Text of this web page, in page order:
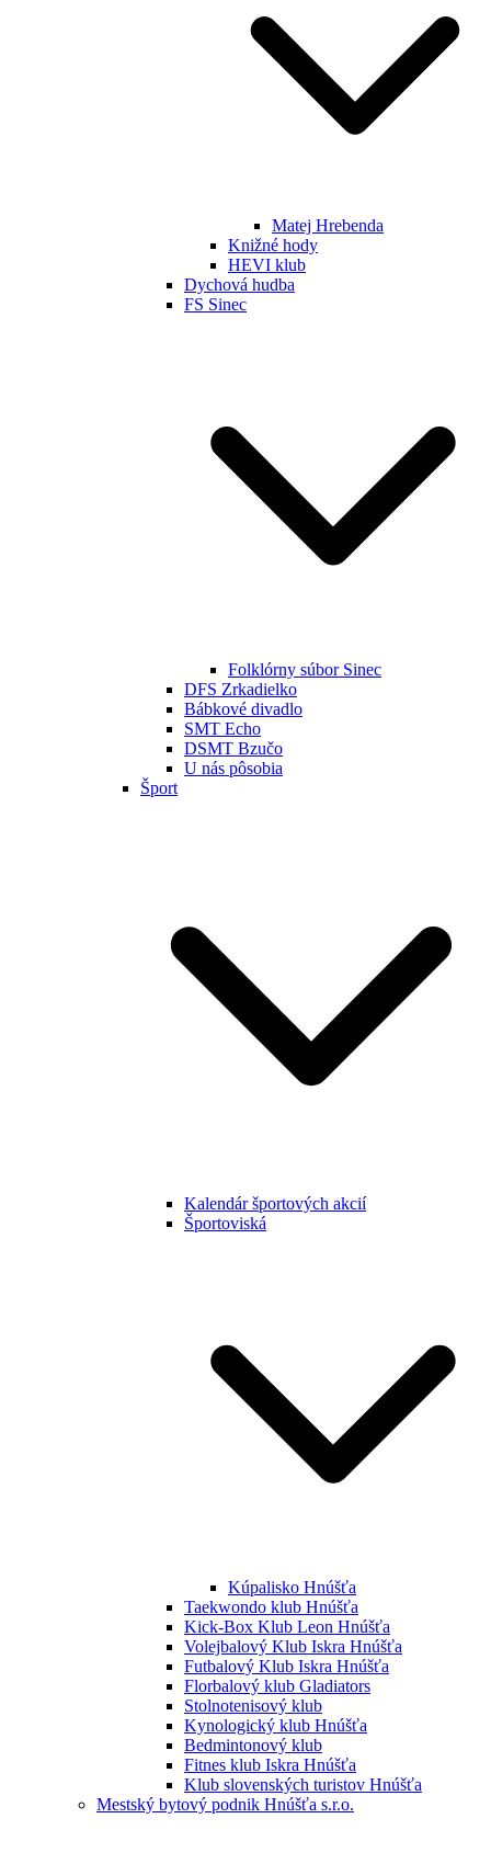
Matej Hrebenda
Knižné hody
HEVI klub
Dychová hudba
FS Sinec
Folklórny súbor Sinec
DFS Zrkadielko
Bábkové divadlo
SMT Echo
DSMT Bzučo
U nás pôsobia
Šport
Kalendár športových akcií
Športoviská
Kúpalisko Hnúšťa
Taekwondo klub Hnúšťa
Kick-Box Klub Leon Hnúšťa
Volejbalový Klub Iskra Hnúšťa
Futbalový Klub Iskra Hnúšťa
Florbalový klub Gladiators
Stolnotenisový klub
Kynologický klub Hnúšťa
Bedmintonový klub
Fitnes klub Iskra Hnúšťa
Klub slovenských turistov Hnúšťa
Mestský bytový podnik Hnúšťa s.r.o.